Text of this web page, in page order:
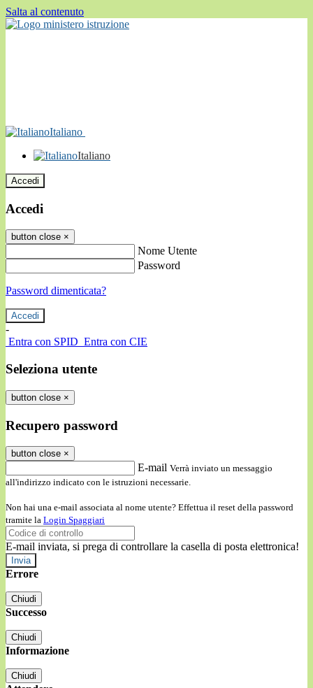
Salta al contenuto
Italiano
Italiano
Accedi
Accedi
button close ×
Nome Utente
Password
Password dimenticata?
-
Entra con SPID Entra con CIE
Seleziona utente
button close ×
Recupero password
button close ×
E-mail Verrà inviato un messaggio
all'indirizzo indicato con le istruzioni necessarie.
Non hai una e-mail associata al nome utente? Effettua il reset della password
tramite la Login Spaggiari
E-mail inviata, si prega di controllare la casella di posta elettronica!
Errore
Chiudi
Successo
Chiudi
Informazione
Chiudi